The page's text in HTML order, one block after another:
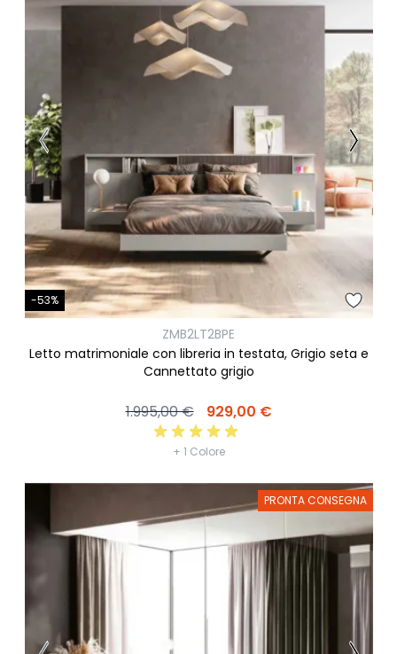
-53%
ZMB2LT2BPE
Letto matrimoniale con libreria in testata, Grigio seta e
Cannettato grigio
1.995,00 € 929,00 €
+ 1 Colore
PRONTA CONSEGNA